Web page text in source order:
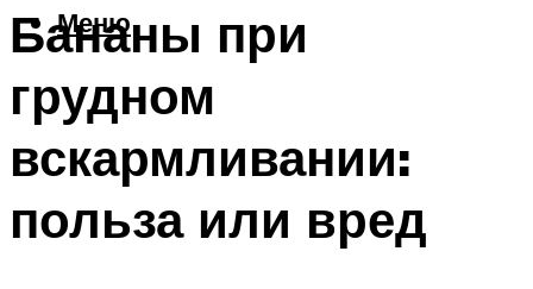
Меню
Бананы при
грудном
вскармливании:
польза или вред